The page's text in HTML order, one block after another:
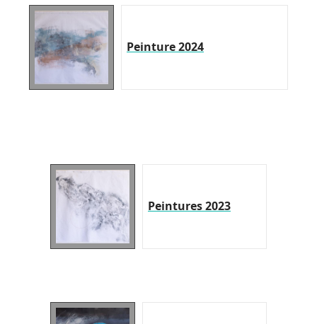
Peinture 2024
Peintures 2023